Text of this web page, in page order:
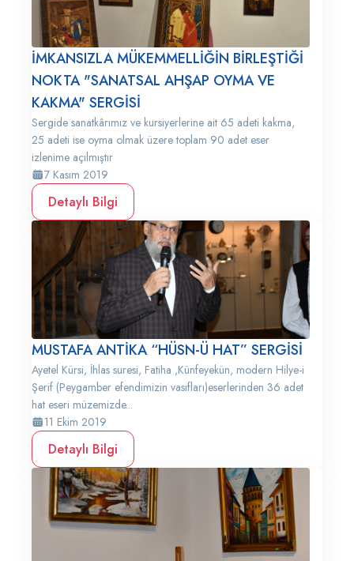
İMKANSIZLA MÜKEMMELLİĞİN BİRLEŞTİĞİ
NOKTA "SANATSAL AHŞAP OYMA VE
KAKMA" SERGİSİ
Sergide sanatkârımız ve kursiyerlerine ait 65 adeti kakma,
25 adeti ise oyma olmak üzere toplam 90 adet eser
izlenime açılmıştır
7 Kasım 2019
Detaylı Bilgi
MUSTAFA ANTİKA “HÜSN-Ü HAT” SERGİSİ
Ayetel Kürsi, İhlas suresi, Fatiha ,Künfeyekün, modern Hilye-i
Şerif (Peygamber efendimizin vasıfları)eserlerinden 36 adet
hat eseri müzemizde...
11 Ekim 2019
Detaylı Bilgi